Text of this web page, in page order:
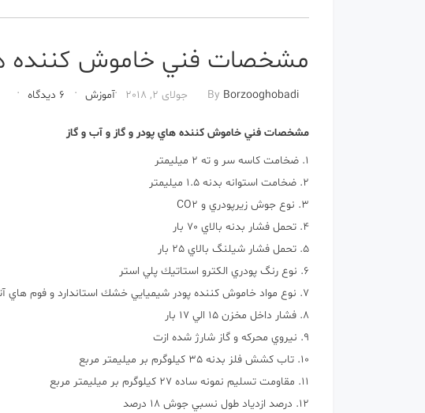
مشخصات فني خاموش كننده
By Borzooghobadi جولای 2, 2018 آموزش 6 دیدگاه
برای
مشخصات فني خاموش كننده هاي پودر و گاز و آب و گاز
1. ضخامت كاسه سر و ته 2 ميليمتر
2. ضخامت استوانه بدنه 1.5 ميليمتر
3. نوع جوش زيرپودري و CO2
4. تحمل فشار بدنه بالاي 70 بار
5. تحمل فشار شيلنگ بالاي 25 بار
6. نوع رنگ پودري الكترو استاتيك پلي استر
7. نوع مواد خاموش كننده پودر شيميايي خشك استاندارد و فوم هاي آتش نشاني
8. فشار داخل مخزن 15 الي 17 بار
9. نيروي محركه و گاز شارژ شده ازت
10. تاب كشش فلز بدنه 35 كيلوگرم بر ميليمتر مربع
11. مقاومت تسليم نمونه ساده 27 كيلوگرم بر ميليمتر مربع
12. درصد ازدياد طول نسبي جوش 18 درصد